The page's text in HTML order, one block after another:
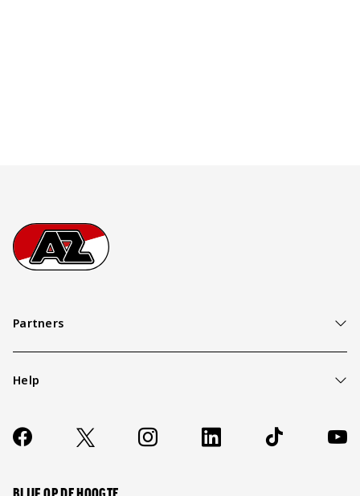
Footer
Ga naar onze homepage
Partners
Help
Contact
FAQ
Socials
https://www.facebook.com/AZAlkmaar
X Instagram LinkedIn TikTok